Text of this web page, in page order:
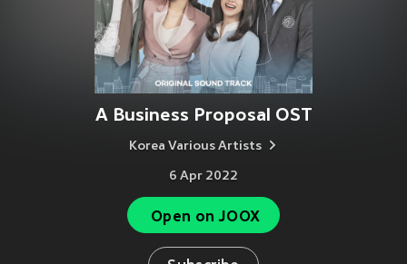
A Business Proposal OST
Korea Various Artists
6 Apr 2022
Open on JOOX